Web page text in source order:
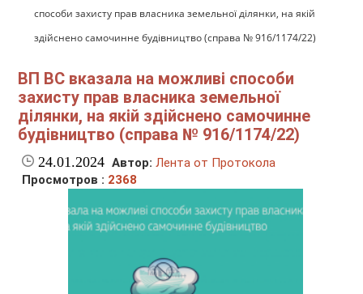
способи захисту прав власника земельної ділянки, на якій
здійснено самочинне будівництво (справа № 916/1174/22)
ВП ВС вказала на можливі способи
захисту прав власника земельної
ділянки, на якій здійснено самочинне
будівництво (справа № 916/1174/22)
24.01.2024 Автор: Лента от Протокола
Просмотров : 2368